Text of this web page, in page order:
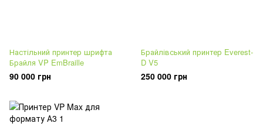
Настільний принтер шрифта
Брайля VP EmBraille
90 000 грн
Брайлівський принтер Everest-
D V5
250 000 грн